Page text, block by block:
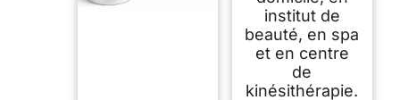
institut de
beauté, en spa
et en centre
de
kinésithérapie.